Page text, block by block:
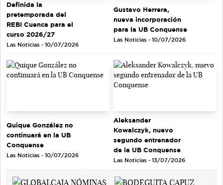
Definida la
pretemporada del
REBI Cuenca para el
curso 2026/27
Las Noticias - 10/07/2026
Gustavo Herrera,
nueva incorporación
para la UB Conquense
Las Noticias - 10/07/2026
Quique González no
continuará en la UB
Conquense
Las Noticias - 10/07/2026
Aleksander
Kowalczyk, nuevo
segundo entrenador
de la UB Conquense
Las Noticias - 13/07/2026